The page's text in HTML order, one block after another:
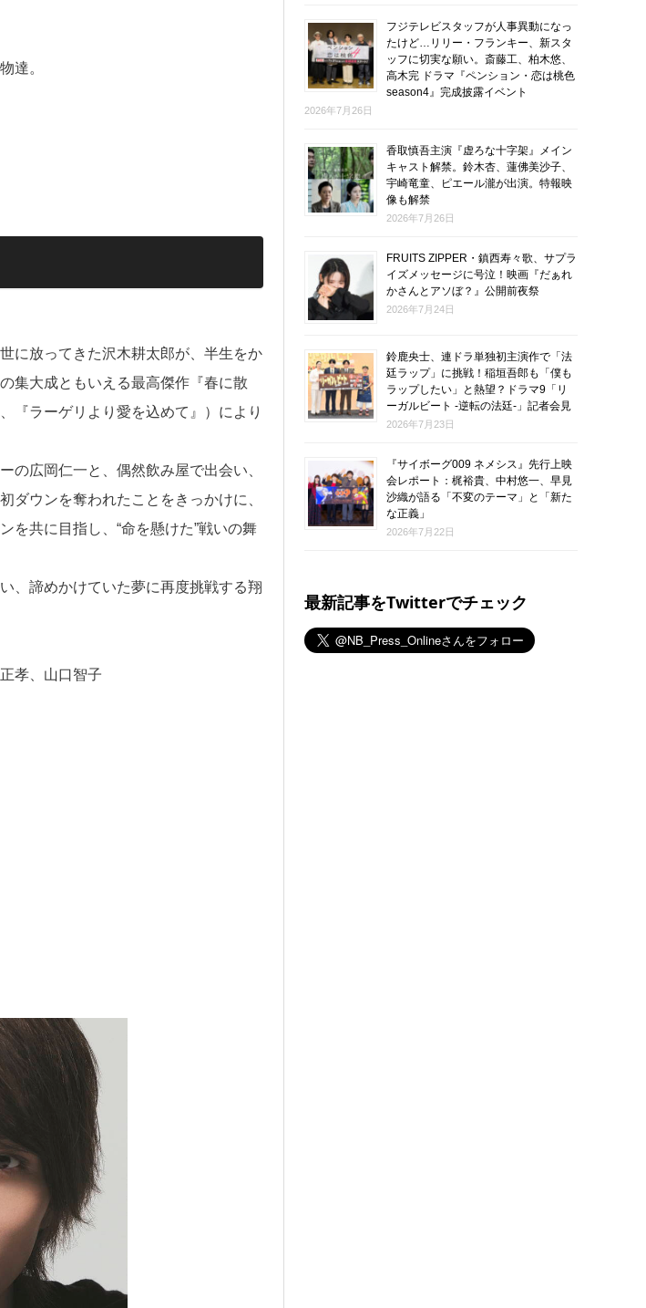
達。
に放ってきた沢木耕太郎が、半生をか
集大成ともいえる最高傑作『春に散
『ラーゲリより愛を込めて』）により
の広岡仁一と、偶然飲み屋で出会い、
ダウンを奪われたことをきっかけに、
を共に⽬指し、“命を懸けた”戦いの舞
、諦めかけていた夢に再度挑戦する翔
孝、山口智子
フジテレビスタッフが人事異動になっ
たけど…リリー・フランキー、新スタ
ッフに切実な願い。斎藤工、柏木悠、
高木完 ドラマ『ペンション・恋は桃色
season4』完成披露イベント
2026年7月26日
香取慎吾主演『虚ろな十字架』メイン
キャスト解禁。鈴木杏、蓮佛美沙子、
宇崎竜童、ピエール瀧が出演。特報映
像も解禁
2026年7月26日
FRUITS ZIPPER・鎮西寿々歌、サプラ
イズメッセージに号泣！映画『だぁれ
かさんとアソぼ？』公開前夜祭
2026年7月24日
鈴鹿央士、連ドラ単独初主演作で「法
廷ラップ」に挑戦！稲垣吾郎も「僕も
ラップしたい」と熱望？ドラマ9「リ
ーガルビート -逆転の法廷-」記者会見
2026年7月23日
『サイボーグ009 ネメシス』先行上映
会レポート：梶裕貴、中村悠一、早見
沙織が語る「不変のテーマ」と「新た
な正義」
2026年7月22日
最新記事をTwitterでチェック